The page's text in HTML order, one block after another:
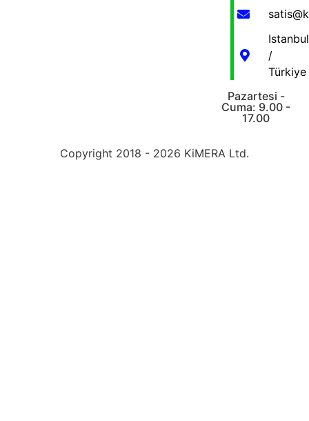
Istanbul
/
Türkiye
Pazartesi -
Cuma: 9.00 -
17.00
Copyright 2018 - 2026 KiMERA Ltd.